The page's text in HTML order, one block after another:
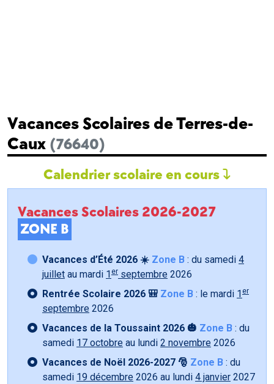
Vacances Scolaires de Terres-de-
Caux (76640)
Calendrier scolaire en cours
Vacances Scolaires 2026-2027
ZONE B
Vacances d’Été 2026 ☀️ Zone B : du samedi 4
juillet au mardi 1 er septembre 2026
Rentrée Scolaire 2026 🎒 Zone B : le mardi 1 er
septembre 2026
Vacances de la Toussaint 2026 🎃 Zone B : du
samedi 17 octobre au lundi 2 novembre 2026
Vacances de Noël 2026-2027 🎅 Zone B : du
samedi 19 décembre 2026 au lundi 4 janvier 2027